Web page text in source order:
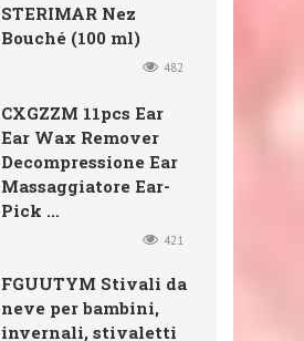
STERIMAR Nez
Bouché (100 ml)
482
CXGZZM 11pcs Ear
Ear Wax Remover
Decompressione Ear
Massaggiatore Ear-
Pick ...
421
FGUUTYM Stivali da
neve per bambini,
invernali, stivaletti